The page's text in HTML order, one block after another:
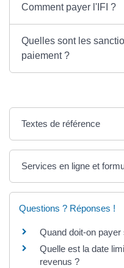
Comment payer l'IFI ?
Quelles sont les
paiement ?
Textes de référence
Services en ligne et
Questions ? Réponses !
Quand doit-on
Quelle est la date
revenus ?